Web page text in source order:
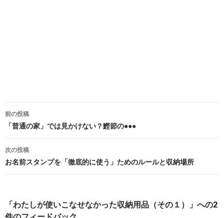
投
稿
ナ
ビ
ー
前の投稿
「普通の家」では見かけない？鰹節の●●●
次の投稿
お名前スタンプを「徹底的に使う」ためのルールと収納場所
「わたしが使いこなせなかった収納用品（その１）」への2